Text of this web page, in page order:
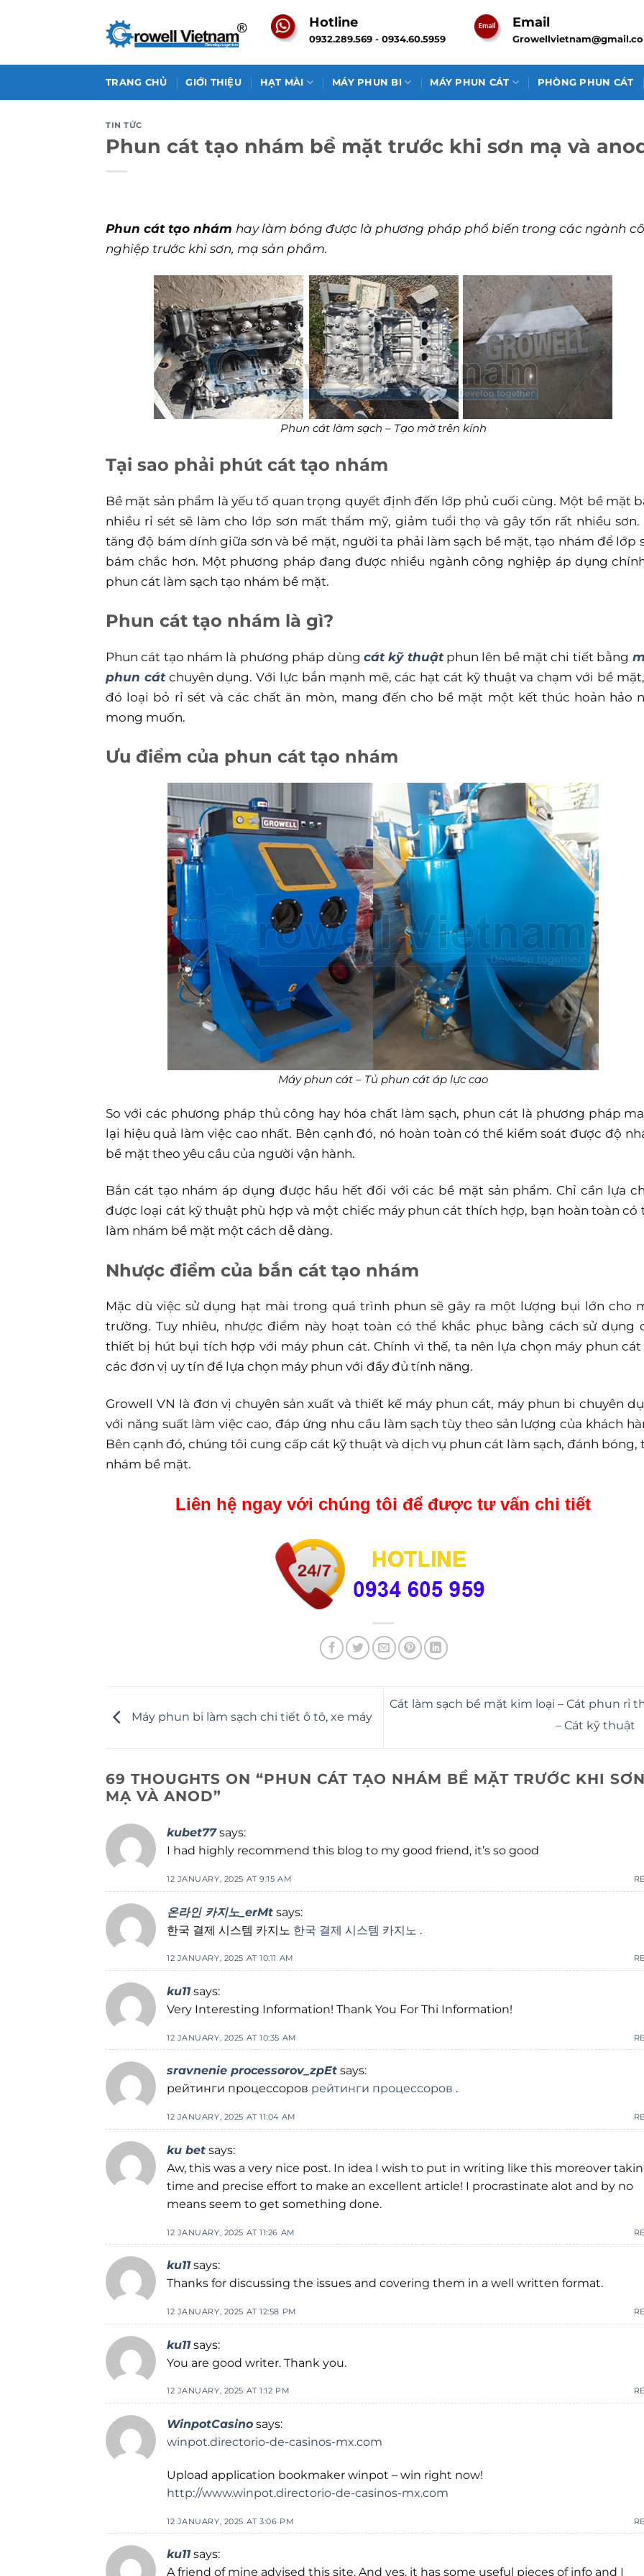
Hotline
0932.289.569 - 0934.60.5959
Email
TRANG CHỦ GIỚI THIỆU HẠT MÀI MÁY PHUN BI MÁY PHUN CÁT PHÒNG PHUN CÁT
TIN TỨC
Phun cát tạo nhám bề mặt trước khi sơn mạ và
Phun cát tạo nhám hay làm bóng được là phương pháp phổ biến trong các ngành
nghiệp trước khi sơn, mạ sản phẩm.
Phun cát làm sạch – Tạo mờ trên kính
Tại sao phải phút cát tạo nhám
Bề mặt sản phẩm là yếu tố quan trọng quyết định đến lớp phủ cuối cùng. Một bề mặt
nhiều rỉ sét sẽ làm cho lớp sơn mất thẩm mỹ, giảm tuổi thọ và gây tốn rất nhiều sơn.
tăng độ bám dính giữa sơn và bề mặt, người ta phải làm sạch bề mặt, tạo nhám để lớp
bám chắc hơn. Một phương pháp đang được nhiều ngành công nghiệp áp dụng
phun cát làm sạch tạo nhám bề mặt.
Phun cát tạo nhám là gì?
Phun cát tạo nhám là phương pháp dùng cát kỹ thuậtphun lên bề mặt chi tiết bằng
phun cátchuyên dụng. Với lực bắn mạnh mẽ, các hạt cát kỹ thuật va chạm với bề
đó loại bỏ rỉ sét và các chất ăn mòn, mang đến cho bề mặt một kết thúc hoản hảo
mong muốn.
Ưu điểm của phun cát tạo nhám
Máy phun cát – Tủ phun cát áp lực cao
So với các phương pháp thủ công hay hóa chất làm sạch, phun cát là phương pháp
lại hiệu quả làm việc cao nhất. Bên cạnh đó, nó hoàn toàn có thể kiểm soát được độ
bề mặt theo yêu cầu của người vận hành.
Bắn cát tạo nhám áp dụng được hầu hết đối với các bề mặt sản phẩm. Chỉ cần lựa
được loại cát kỹ thuật phù hợp và một chiếc máy phun cát thích hợp, bạn hoàn toàn có
làm nhám bề mặt một cách dễ dàng.
Nhược điểm của bắn cát tạo nhám
Mặc dù việc sử dụng hạt mài trong quá trình phun sẽ gây ra một lượng bụi lớn cho
trường. Tuy nhiêu, nhược điểm này hoạt toàn có thể khắc phục bằng cách sử dụng
thiết bị hút bụi tích hợp với máy phun cát. Chính vì thế, ta nên lựa chọn máy phun cát
các đơn vị uy tín để lựa chọn máy phun với đầy đủ tính năng.
Growell VN là đơn vị chuyên sản xuất và thiết kế máy phun cát, máy phun bi chuyên
với năng suất làm việc cao, đáp ứng nhu cầu làm sạch tùy theo sản lượng của khách
Bên cạnh đó, chúng tôi cung cấp cát kỹ thuật và dịch vụ phun cát làm sạch, đánh bóng,
nhám bề mặt.
Liên hệ ngay với chúng tôi để được tư vấn chi tiết
Máy phun bi làm sạch chi tiết ô tô, xe máy
Cát làm sạch bề mặt kim loại – Cát phun rỉ
– Cát kỹ thuật
69 THOUGHTS ON “PHUN CÁT TẠO NHÁM BỀ MẶT TRƯỚC KHI SƠN
MẠ VÀ ANOD”
kubet77 says:
I had highly recommend this blog to my good friend, it’s so good
12 JANUARY, 2025 AT 9:15 AM
온라인 카지노_erMt says:
한국 결제 시스템 카지노 한국 결제 시스템 카지노 .
12 JANUARY, 2025 AT 10:11 AM
ku11 says:
Very Interesting Information! Thank You For Thi Information!
12 JANUARY, 2025 AT 10:35 AM
sravnenie processorov_zpEt says:
рейтинги процессоров рейтинги процессоров .
12 JANUARY, 2025 AT 11:04 AM
ku bet says:
Aw, this was a very nice post. In idea I wish to put in writing like this moreover
time and precise effort to make an excellent article! I procrastinate alot and by no
means seem to get something done.
12 JANUARY, 2025 AT 11:26 AM
ku11 says:
Thanks for discussing the issues and covering them in a well written format.
12 JANUARY, 2025 AT 12:58 PM
ku11 says:
You are good writer. Thank you.
12 JANUARY, 2025 AT 1:12 PM
WinpotCasino says:
winpot.directorio-de-casinos-mx.com
Upload application bookmaker winpot – win right now!
http://www.winpot.directorio-de-casinos-mx.com
12 JANUARY, 2025 AT 3:06 PM
ku11 says:
A friend of mine advised this site. And yes. it has some useful pieces of info and I